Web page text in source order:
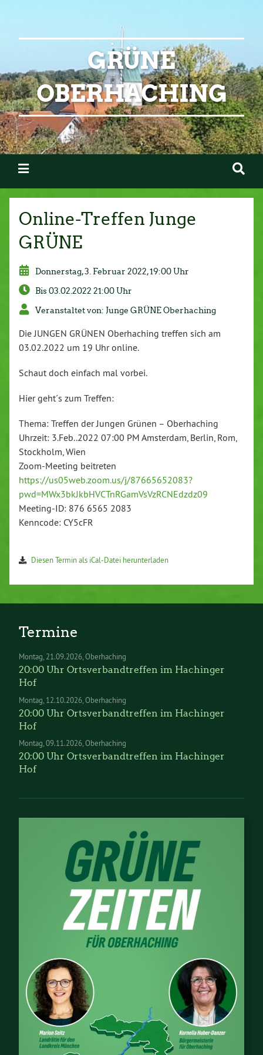
GRÜNE
OBERHACHING
Online-Treffen Junge
GRÜNE
Donnerstag, 3. Februar 2022, 19:00 Uhr
Bis 03.02.2022 21:00 Uhr
Veranstaltet von: Junge GRÜNE Oberhaching
Die JUNGEN GRÜNEN Oberhaching treffen sich am
03.02.2022 um 19 Uhr online.
Schaut doch einfach mal vorbei.
Hier geht´s zum Treffen:
Thema: Treffen der Jungen Grünen – Oberhaching
Uhrzeit: 3.Feb..2022 07:00 PM Amsterdam, Berlin, Rom,
Stockholm, Wien
Zoom-Meeting beitreten
https://us05web.zoom.us/j/87665652083?
pwd=MWx3bkJkbHVCTnRGamVsVzRCNEdzdz09
Meeting-ID: 876 6565 2083
Kenncode: CY5cFR
Diesen Termin als iCal-Datei herunterladen
Termine
Montag 21.09.2026 Oberhaching
20:00 Uhr Ortsverbandtreffen im Hachinger
Hof
Montag 12.10.2026 Oberhaching
20:00 Uhr Ortsverbandtreffen im Hachinger
Hof
Montag 09.11.2026 Oberhaching
20:00 Uhr Ortsverbandtreffen im Hachinger
Hof